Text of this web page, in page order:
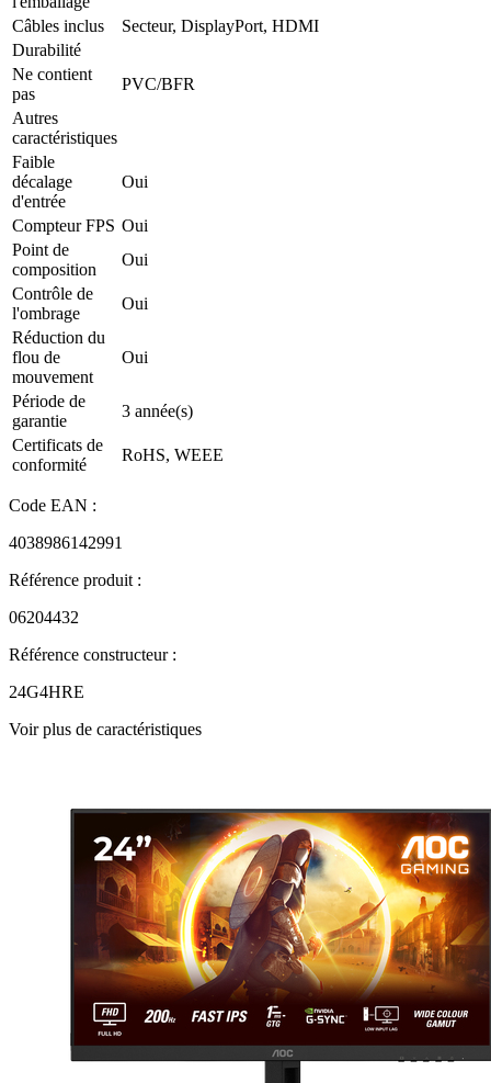
Câbles inclus
Secteur, DisplayPort, HDMI
Durabilité
Ne contient
pas
PVC/BFR
Autres
caractéristiques
Faible
décalage
d'entrée
Oui
Compteur FPS Oui
Point de
composition
Oui
Contrôle de
l'ombrage
Oui
Réduction du
flou de
mouvement
Oui
Période de
garantie
3 année(s)
Certificats de
conformité
RoHS, WEEE
Code EAN :
4038986142991
Référence produit :
06204432
Référence constructeur :
24G4HRE
Voir plus de caractéristiques